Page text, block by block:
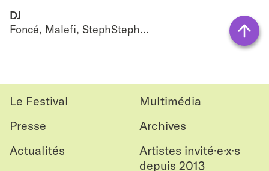
DJ
Foncé, Malefi, StephSteph…
Le Festival
Presse
Actualités
Multimédia
Archives
Artistes invité·e·x·s
depuis 2013